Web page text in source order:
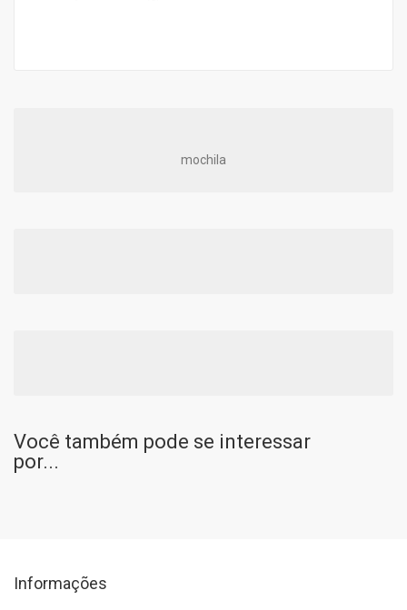
mochila
Você também pode se interessar
por...
Informações